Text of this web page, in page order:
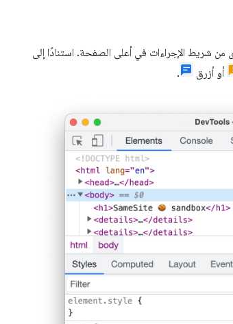
من شريط الإجراءات في أعلى الصفحة. استنادًا إلى
أو أزرق .